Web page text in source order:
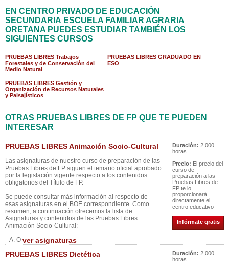
EN CENTRO PRIVADO DE EDUCACIÓN
SECUNDARIA ESCUELA FAMILIAR AGRARIA
ORETANA PUEDES ESTUDIAR TAMBIÉN LOS
SIGUIENTES CURSOS
PRUEBAS LIBRES Trabajos
Forestales y de Conservación del
Medio Natural
PRUEBAS LIBRES GRADUADO EN
ESO
PRUEBAS LIBRES Gestión y
Organización de Recursos Naturales
y Paisajísticos
OTRAS PRUEBAS LIBRES DE FP QUE TE PUEDEN
INTERESAR
PRUEBAS LIBRES Animación Socio-Cultural
Las asignaturas de nuestro curso de preparación de las
Pruebas Libres de FP siguen el temario oficial aprobado
por la legislación vigente respecto a los contenidos
obligatorios del Título de FP.
Se puede consultar más información al respecto de
esas asignaturas en el BOE correspondiente. Como
resumen, a continuación ofrecemos la lista de
Asignaturas y contenidos de las Pruebas Libres
Animación Socio-Cultural:
A. O ver asignaturas
Duración: 2,000
horas
Precio: El precio del
curso de
preparación a las
Pruebas Libres de
FP te lo
proporcionará
directamente el
centro educativo
Infórmate gratis
PRUEBAS LIBRES Dietética Duración: 2,000
horas